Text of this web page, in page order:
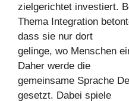
zielgerichtet investiert.
Thema Integration
dass sie nur dort
gelinge, wo Menschen
Daher werde die
gemeinsame Sprache
gesetzt. Dabei spiele